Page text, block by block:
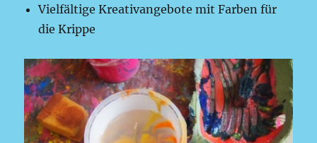
Vielfältige Kreativangebote mit Farben für
die Krippe